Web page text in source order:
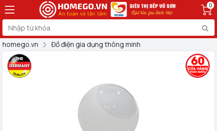
0
homego.vn Đồ điện gia dụng thông minh